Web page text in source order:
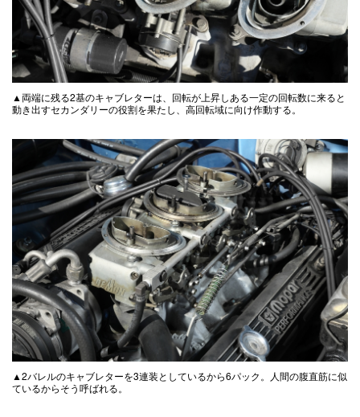
▲両端に残る2基のキャブレターは、回転が上昇しある一定の回転数に来ると
動き出すセカンダリーの役割を果たし、高回転域に向け作動する。
▲2バレルのキャブレターを3連装としているから6パック。人間の腹直筋に似
ているからそう呼ばれる。